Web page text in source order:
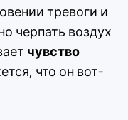
тревоги и
черпать воздух
чувство
что он вот-